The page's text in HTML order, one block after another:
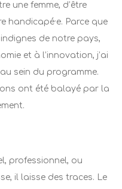
une femme, d’être
handicapé·e. Parce que
de notre pays,
et à l’innovation, j’ai
sein du programme.
ont été balayé par la
professionnel, ou
il laisse des traces. Le